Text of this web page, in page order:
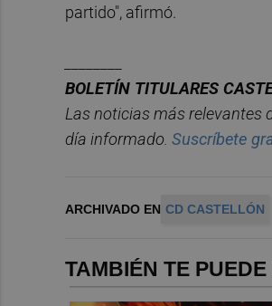
partido", afirmó.
BOLETÍN TITULARES
Las noticias más relevantes
día informado. Suscríbete
ARCHIVADO EN CD CASTELLÓN
TAMBIÉN TE